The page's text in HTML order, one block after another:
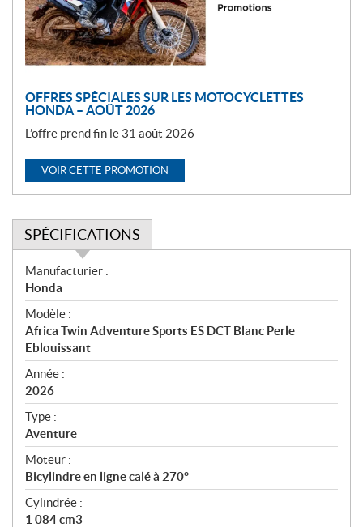
i
o
n
OFFRES SPÉCIALES SUR LES MOTOCYCLETTES
HONDA – AOÛT 2026
L’offre prend fin le 31 août 2026
VOIR CETTE PROMOTION
SPÉCIFICATIONS
S
p
é
c
i
f
i
c
a
t
i
o
n
s
Manufacturier :
Honda
Modèle :
Africa Twin Adventure Sports ES DCT Blanc Perle
Éblouissant
Année :
2026
Type :
Aventure
Moteur :
Bicylindre en ligne calé à 270°
Cylindrée :
1 084 cm3